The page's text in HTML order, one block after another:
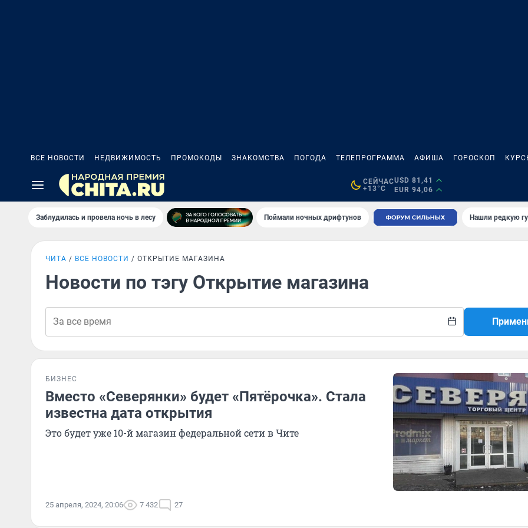
ВСЕ НОВОСТИ НЕДВИЖИМОСТЬ ПРОМОКОДЫ ЗНАКОМСТВА ПОГОДА ТЕЛЕПРОГРАММА АФИША ГОРОСКОП
СЕЙЧАС
+13°C
USD 81,41
EUR 94,06
Заблудилась и провела ночь в лесу Поймали ночных дрифтунов Нашли редкую
ЧИТА ВСЕ НОВОСТИ ОТКРЫТИЕ МАГАЗИНА
Новости по тэгу Открытие магазина
БИЗНЕС
Вместо «Северянки» будет «Пятёрочка». Стала
известна дата открытия
Это будет уже 10-й магазин федеральной сети в Чите
25 апреля, 2024, 20:06 7 432 27